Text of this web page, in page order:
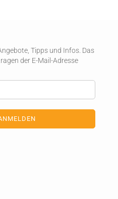
Tipps und Infos. Das
der E-Mail-Adresse